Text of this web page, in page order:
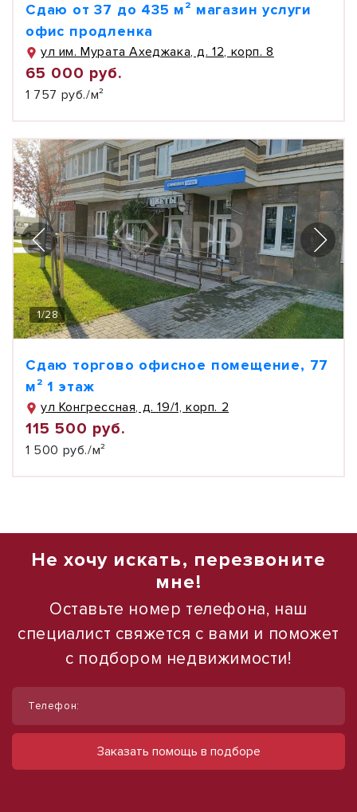
Сдаю от 37 до 435 м² магазин услуги
офис продленка
ул им. Мурата Ахеджака, д. 12, корп. 8
65 000 руб.
1 757 руб./м²
1/28
Сдаю торгово офисное помещение, 77
м² 1 этаж
ул Конгрессная, д. 19/1, корп. 2
115 500 руб.
1 500 руб./м²
Не хочу искать, перезвоните
мне!
Оставьте номер телефона, наш
специалист свяжется с вами и поможет
с подбором недвижимости!
Телефон:
Заказать помощь в подборе